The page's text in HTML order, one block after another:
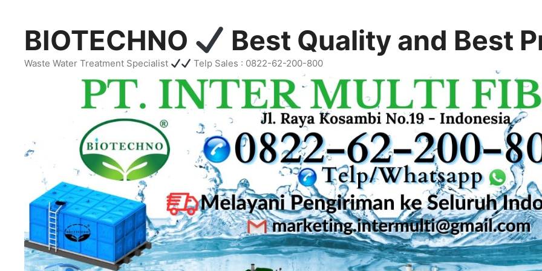
contentBIOTECHNO Best Quality and Best
Waste Water Treatment Specialist Telp Sales : 0822-62-200-800